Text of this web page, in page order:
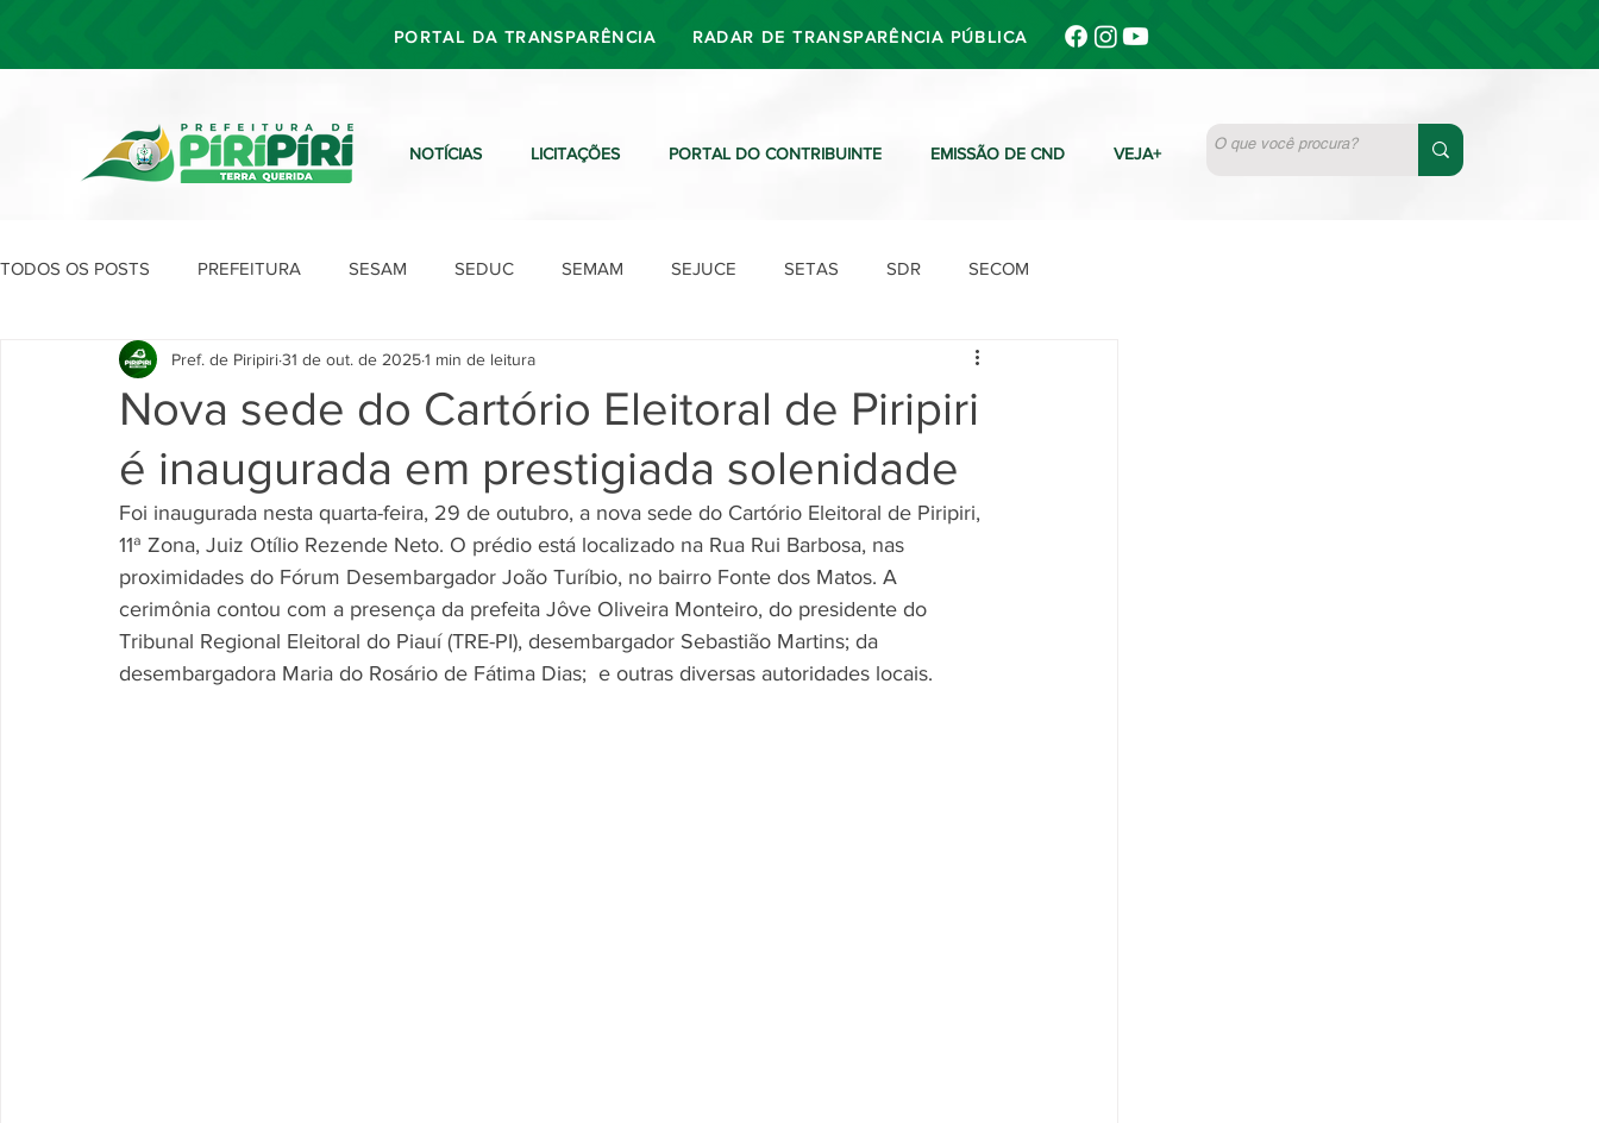
PORTAL DA TRANSPARÊNCIA RADAR DE TRANSPARÊNCIA PÚBLICA
NOTÍCIAS LICITAÇÕES PORTAL DO CONTRIBUINTE EMISSÃO DE CND VEJA+
TODOS OS POSTS PREFEITURA SESAM SEDUC SEMAM SEJUCE SETAS SDR SECOM
SEAD SEGOV SEPLAN SDU Ouvidoria
Nova sede do Cartório Eleitoral de Piripiri
é inaugurada em prestigiada solenidade
Pref. de Piripiri31 de out. de 20251 min de leitura
Foi inaugurada nesta quarta-feira, 29 de outubro, a nova sede do Cartório Eleitoral de Piripiri,
11ª Zona, Juiz Otílio Rezende Neto. O prédio está localizado na Rua Rui Barbosa, nas
proximidades do Fórum Desembargador João Turíbio, no bairro Fonte dos Matos. A
cerimônia contou com a presença da prefeita Jôve Oliveira Monteiro, do presidente do
Tribunal Regional Eleitoral do Piauí (TRE-PI), desembargador Sebastião Martins; da
desembargadora Maria do Rosário de Fátima Dias;  e outras diversas autoridades locais.